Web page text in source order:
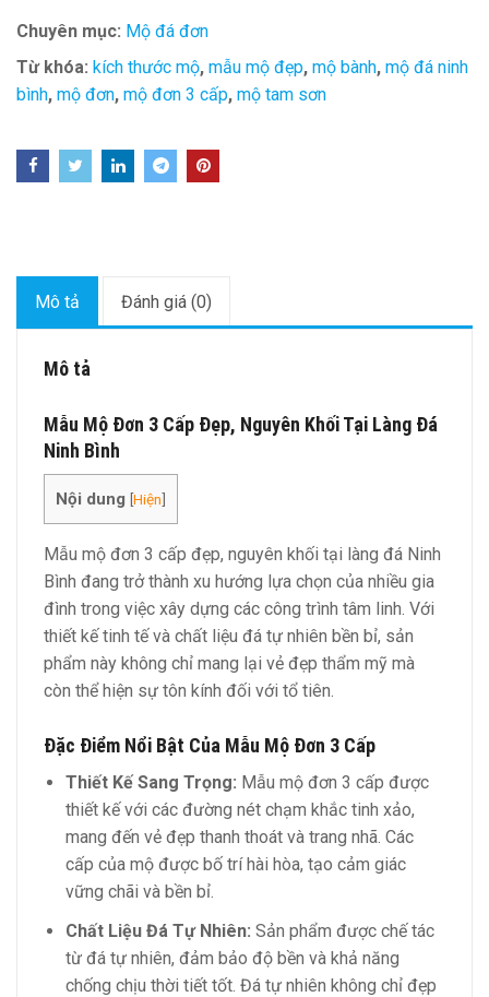
Chuyên mục: Mộ đá đơn
Từ khóa: kích thước mộ, mẫu mộ đẹp, mộ bành, mộ đá ninh
bình, mộ đơn, mộ đơn 3 cấp, mộ tam sơn
Mô tả Đánh giá (0)
Mô tả
Mẫu Mộ Đơn 3 Cấp Đẹp, Nguyên Khối Tại Làng Đá
Ninh Bình
Nội dung [Hiện]
Mẫu mộ đơn 3 cấp đẹp, nguyên khối tại làng đá Ninh
Bình đang trở thành xu hướng lựa chọn của nhiều gia
đình trong việc xây dựng các công trình tâm linh. Với
thiết kế tinh tế và chất liệu đá tự nhiên bền bỉ, sản
phẩm này không chỉ mang lại vẻ đẹp thẩm mỹ mà
còn thể hiện sự tôn kính đối với tổ tiên.
Đặc Điểm Nổi Bật Của Mẫu Mộ Đơn 3 Cấp
Thiết Kế Sang Trọng: Mẫu mộ đơn 3 cấp được
thiết kế với các đường nét chạm khắc tinh xảo,
mang đến vẻ đẹp thanh thoát và trang nhã. Các
cấp của mộ được bố trí hài hòa, tạo cảm giác
vững chãi và bền bỉ.
Chất Liệu Đá Tự Nhiên: Sản phẩm được chế tác
từ đá tự nhiên, đảm bảo độ bền và khả năng
chống chịu thời tiết tốt. Đá tự nhiên không chỉ đẹp